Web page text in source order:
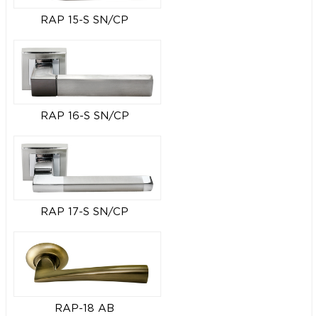
RAP 15-S SN/CP
RAP 16-S SN/CP
RAP 17-S SN/CP
RAP-18 AB